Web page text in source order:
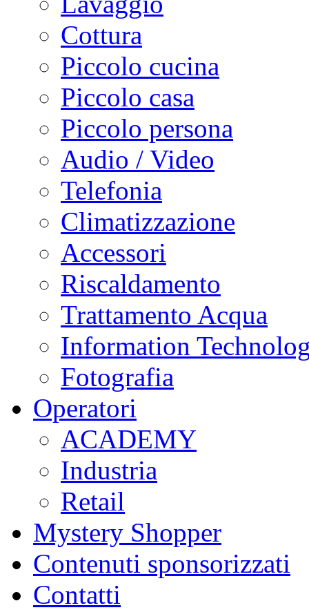
Cottura
Piccolo cucina
Piccolo casa
Piccolo persona
Audio / Video
Telefonia
Climatizzazione
Accessori
Riscaldamento
Trattamento Acqua
Information
Fotografia
Operatori
ACADEMY
Industria
Retail
Mystery Shopper
Contenuti sponsorizzati
Contatti